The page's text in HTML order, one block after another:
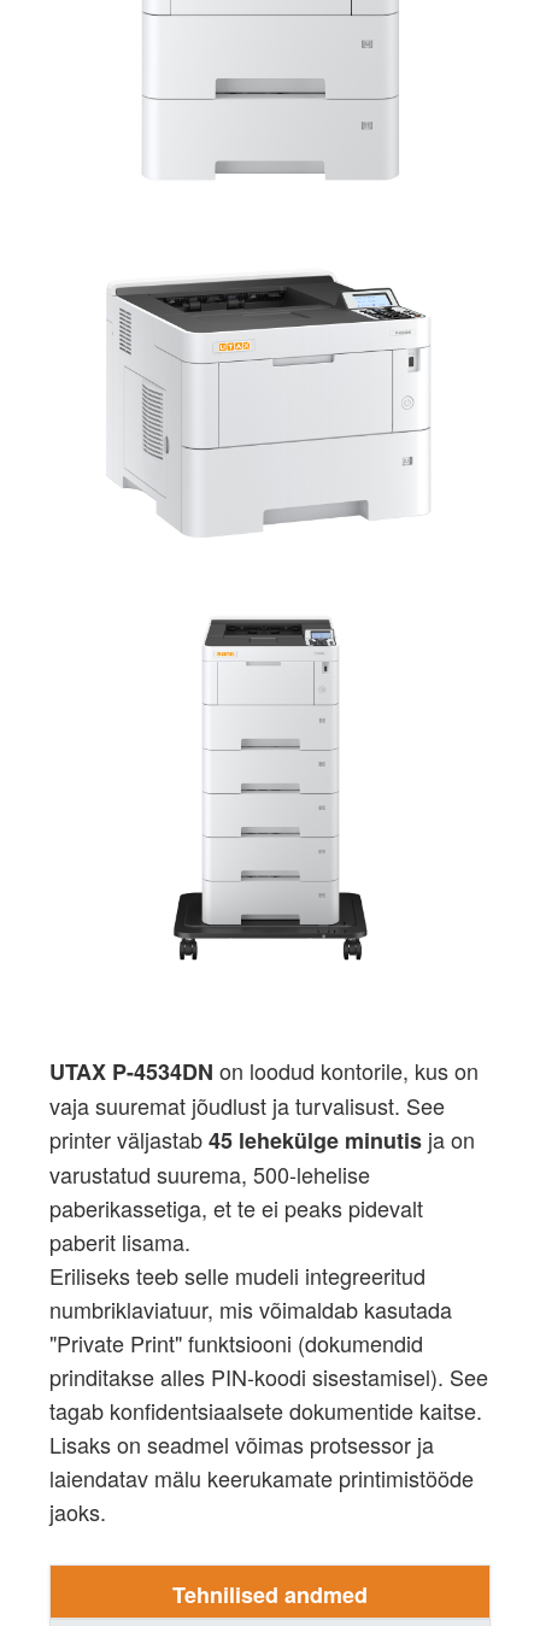
UTAX P-4534DN on loodud kontorile, kus on
vaja suuremat jõudlust ja turvalisust. See
printer väljastab45 lehekülge minutis ja on
varustatud suurema, 500-lehelise
paberikassetiga, et te ei peaks pidevalt
paberit lisama.
Eriliseks teeb selle mudeli integreeritud
numbriklaviatuur, mis võimaldab kasutada
"Private Print" funktsiooni (dokumendid
prinditakse alles PIN-koodi sisestamisel). See
tagab konfidentsiaalsete dokumentide kaitse.
Lisaks on seadmel võimas protsessor ja
laiendatav mälu keerukamate printimistööde
jaoks.
Tehnilised andmed